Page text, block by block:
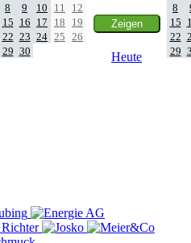
8 9 10 11
12
15 16 17 18
19
22 23 24 25
26
29 30 Heute
8
15
22
29